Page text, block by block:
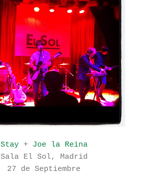
Stay+ Joe la Reina
Sala El Sol, Madrid
27 de Septiembre